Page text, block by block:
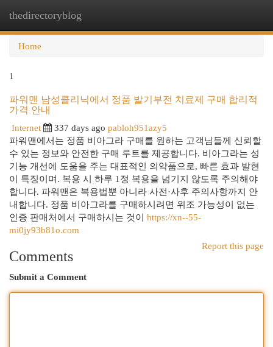
thedirectoryblog
Home
1
파워맨 남성클리닉에서 정품 발기부전 치료제 구매 합리적
가격 안내
Internet
337 days ago pabloh951azy5
파워맨에서는 정품 비아그라 구매를 원하는 고객님들께 신뢰할
수 있는 정보와 안전한 구매 루트를 제공합니다. 비아그라는 성
기능 개선에 도움을 주는 대표적인 의약품으로, 빠른 효과 발현
이 특징이며. 복용 시 하루 1정 복용을 넘기지 않도록 주의해야
합니다. 파워맨은 복용법뿐 아니라 사전·사후 주의사항까지 안
내합니다. 정품 비아그라를 구매하시려면 위조 가능성이 없는
인증 판매처에서 구매하시는 것이 https://xn--55-
mi0jy93b81o.com
Report this page
Comments
Submit a Comment